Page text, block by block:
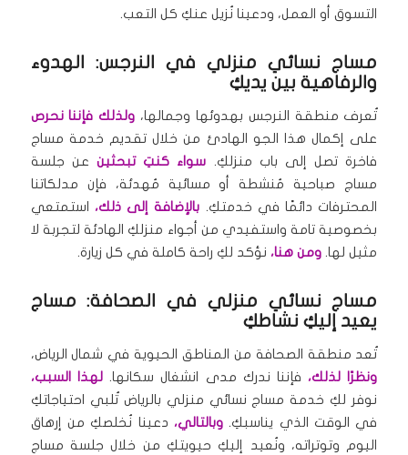
التسوق أو العمل، ودعينا نُزيل عنكِ كل التعب.
مساج نسائي منزلي في النرجس: الهدوء
والرفاهية بين يديكِ
تُعرف منطقة النرجس بهدوئها وجمالها، ولذلك فإننا نحرص
على إكمال هذا الجو الهادئ من خلال تقديم خدمة مساج
فاخرة تصل إلى باب منزلكِ. سواء كنتِ تبحثينعن جلسة
مساج صباحية مُنشطة أو مسائية مُهدئة، فإن مدلكاتنا
المحترفات دائمًا في خدمتكِ. بالإضافة إلى ذلك، استمتعي
بخصوصية تامة واستفيدي من أجواء منزلكِ الهادئة لتجربة لا
مثيل لها. ومن هنا، نؤكد لكِ راحة كاملة في كل زيارة.
مساج نسائي منزلي في الصحافة: مساج
يعيد إليكِ نشاطكِ
تُعد منطقة الصحافة من المناطق الحيوية في شمال الرياض،
ونظرًا لذلك، فإننا ندرك مدى انشغال سكانها.لهذا السبب،
نوفر لكِ خدمة مساج نسائي منزلي بالرياض تُلبي احتياجاتكِ
في الوقت الذي يناسبكِ. وبالتالي، دعينا نُخلصكِ من إرهاق
اليوم وتوتراته، ونُعيد إليكِ حيويتكِ من خلال جلسة مساج